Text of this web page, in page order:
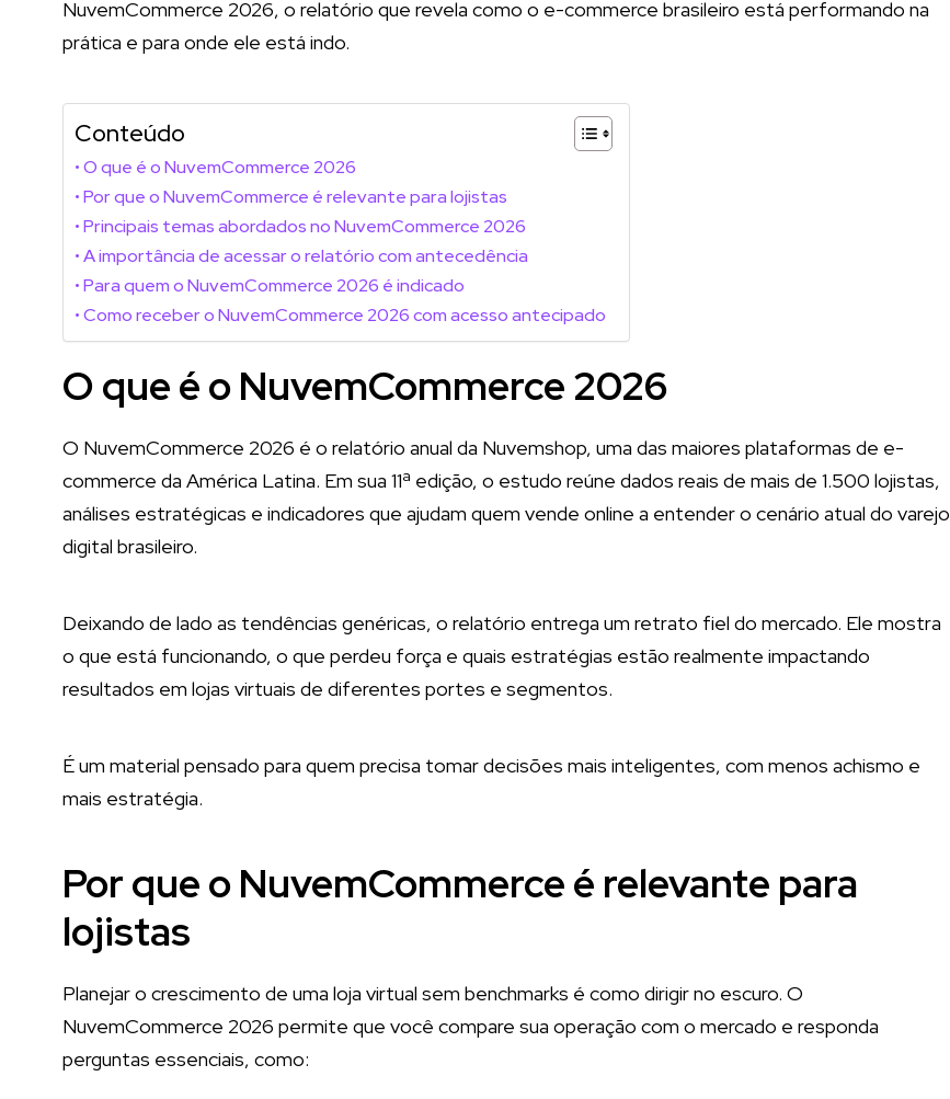
NuvemCommerce 2026, o relatório que revela como o e-commerce brasileiro está performando na
prática e para onde ele está indo.
Conteúdo
O que é o NuvemCommerce 2026
Por que o NuvemCommerce é relevante para lojistas
Principais temas abordados no NuvemCommerce 2026
A importância de acessar o relatório com antecedência
Para quem o NuvemCommerce 2026 é indicado
Como receber o NuvemCommerce 2026 com acesso antecipado
O que é o NuvemCommerce 2026
O NuvemCommerce 2026 é o relatório anual da Nuvemshop, uma das maiores plataformas de e-
commerce da América Latina. Em sua 11ª edição, o estudo reúne dados reais de mais de 1.500 lojistas,
análises estratégicas e indicadores que ajudam quem vende online a entender o cenário atual do varejo
digital brasileiro.
Deixando de lado as tendências genéricas, o relatório entrega um retrato fiel do mercado. Ele mostra
o que está funcionando, o que perdeu força e quais estratégias estão realmente impactando
resultados em lojas virtuais de diferentes portes e segmentos.
É um material pensado para quem precisa tomar decisões mais inteligentes, com menos achismo e
mais estratégia.
Por que o NuvemCommerce é relevante para
lojistas
Planejar o crescimento de uma loja virtual sem benchmarks é como dirigir no escuro. O
NuvemCommerce 2026 permite que você compare sua operação com o mercado e responda
perguntas essenciais, como: